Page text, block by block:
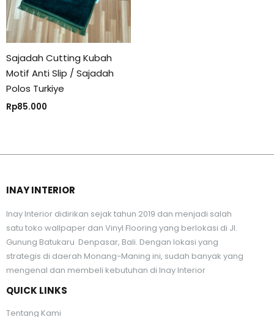
Sajadah Cutting Kubah
Motif Anti Slip / Sajadah
Polos Turkiye
Rp85.000
INAY INTERIOR
Inay Interior didirikan sejak tahun 2019 dan menjadi salah
satu toko wallpaper dan Vinyl Flooring yang berlokasi di Jl.
Gunung Batukaru Denpasar, Bali. Dengan lokasi yang
strategis di daerah Monang-Maning ini, sudah banyak yang
mengenal dan membeli kebutuhan di Inay Interior
QUICK LINKS
Tentang Kami